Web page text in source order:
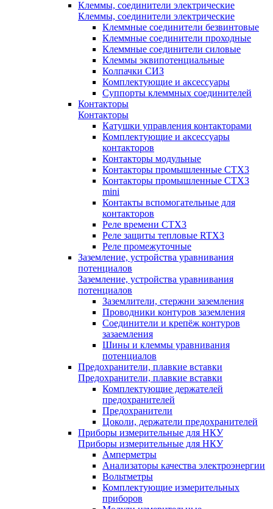
Клеммы, соединители электрические
Клеммы, соединители электрические
Клеммные соединители безвинтовые
Клеммные соединители проходные
Клеммные соединители силовые
Клеммы эквипотенциальные
Колпачки СИЗ
Комплектующие и аксессуары
Суппорты клеммных соединителей
Контакторы
Контакторы
Катушки управления контакторами
Комплектующие и аксессуары
контакторов
Контакторы модульные
Контакторы промышленные CTX3
Контакторы промышленные CTX3
mini
Контакты вспомогательные для
контакторов
Реле времени CTX3
Реле защиты тепловые RTX3
Реле промежуточные
Заземление, устройства уравнивания
потенциалов
Заземление, устройства уравнивания
потенциалов
Заземлители, стержни заземления
Проводники контуров заземления
Соединители и крепёж контуров
зазаемления
Шины и клеммы уравнивания
потенциалов
Предохранители, плавкие вставки
Предохранители, плавкие вставки
Комплектующие держателей
предохранителей
Предохранители
Цоколи, держатели предохранителей
Приборы измерительные для НКУ
Приборы измерительные для НКУ
Амперметры
Анализаторы качества электроэнергии
Вольтметры
Комплектующие измерительных
приборов